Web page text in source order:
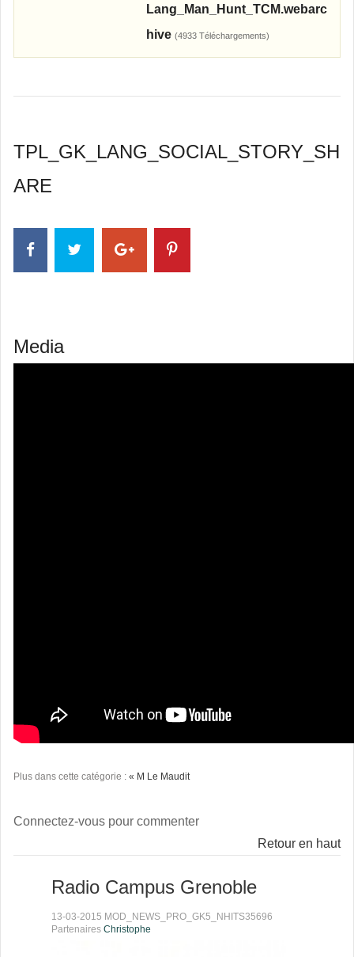
Lang_Man_Hunt_TCM.webarc
hive (4933 Téléchargements)
TPL_GK_LANG_SOCIAL_STORY_SH
ARE
Media
Plus dans cette catégorie : « M Le Maudit
Connectez-vous pour commenter
Retour en haut
Radio Campus Grenoble
13-03-2015 MOD_NEWS_PRO_GK5_NHITS35696
Partenaires Christophe